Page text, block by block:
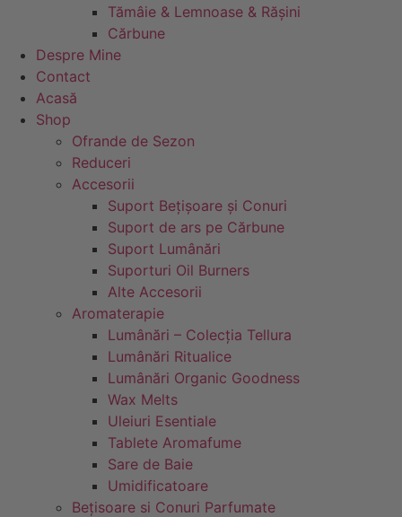
Tămâie & Lemnoase & Rășini
Cărbune
Despre Mine
Contact
Acasă
Shop
Ofrande de Sezon
Reduceri
Accesorii
Suport Bețișoare și Conuri
Suport de ars pe Cărbune
Suport Lumânări
Suporturi Oil Burners
Alte Accesorii
Aromaterapie
Lumânări – Colecția Tellura
Lumânări Ritualice
Lumânări Organic Goodness
Wax Melts
Uleiuri Esentiale
Tablete Aromafume
Sare de Baie
Umidificatoare
Bețisoare si Conuri Parfumate